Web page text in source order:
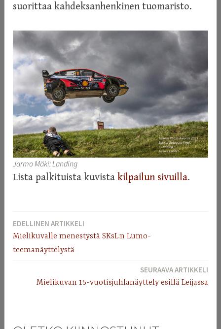
suorittaa kahdeksanhenkinen tuomaristo.
Jarmo Mäki: Landing
Lista palkituista kuvistakilpailun sivuilla.
ARTIKKELIEN
SELAUS
EDELLINEN ARTIKKELI
Mielikuvalle menestystä SKsL:n Lumo-
teemanäyttelystä
SEURAAVA ARTIKKELI
Mielikuvan 15-vuotisjuhlanäyttely esillä Leijassa